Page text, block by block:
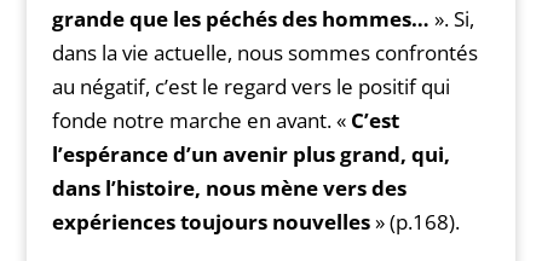
grande que les péchés des hommes… ». Si,
dans la vie actuelle, nous sommes confrontés
au négatif, c’est le regard vers le positif qui
fonde notre marche en avant. « C’est
l’espérance d’un avenir plus grand, qui,
dans l’histoire, nous mène vers des
expériences toujours nouvelles» (p.168).